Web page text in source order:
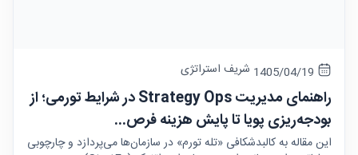
شریف استراتژی
راهنمای مدیریت Strategy Ops در شرایط تورمی؛ از
بودجه‌ریزی پویا تا پایش هزینه فرص...
این مقاله به کالبدشکافی «تله تورم» در سازمان‌ها می‌پردازد و چارچوبی